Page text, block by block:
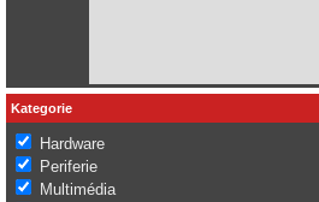
Kategorie
Hardware
Periferie
Multimédia